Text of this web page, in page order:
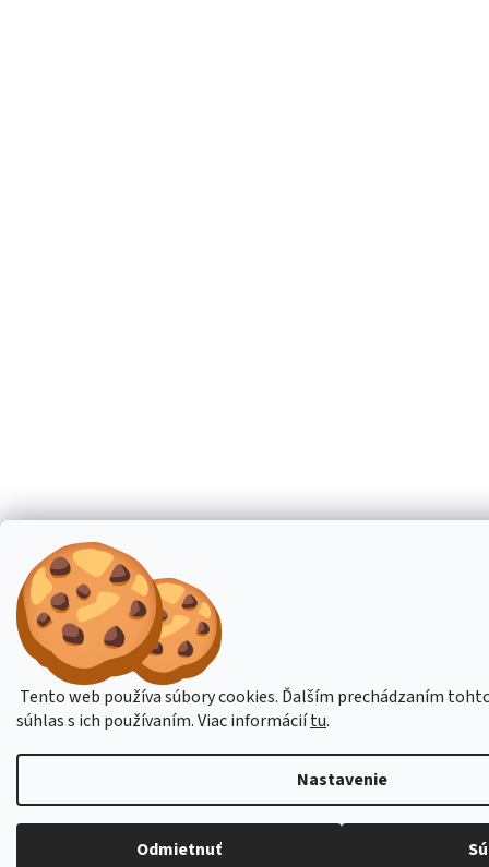
Tento web používa súbory cookies. Ďalším prechádzaním
súhlas s ich používaním. Viac informáciítu.
Nastavenie
Odmietnuť